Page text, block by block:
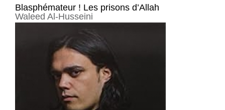
Epoque moderne
XXe siècle
Autres civilisations
Thématiques
Blasphémateur ! Les prisons d’Allah
Waleed Al-Husseini